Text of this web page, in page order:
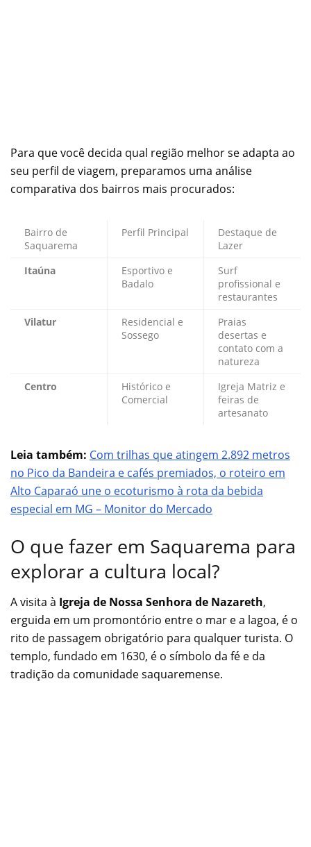
Para que você decida qual região melhor se adapta ao
seu perfil de viagem, preparamos uma análise
comparativa dos bairros mais procurados:
Bairro de
Saquarema
Perfil Principal
Destaque de
Lazer
Itaúna
Esportivo e
Badalo
Surf
profissional e
restaurantes
Vilatur
Residencial e
Sossego
Praias
desertas e
contato com a
natureza
Centro
Histórico e
Comercial
Igreja Matriz e
feiras de
artesanato
Leia também: Com trilhas que atingem 2.892 metros
no Pico da Bandeira e cafés premiados, o roteiro em
Alto Caparaó une o ecoturismo à rota da bebida
especial em MG – Monitor do Mercado
O que fazer em Saquarema para
explorar a cultura local?
A visita à Igreja de Nossa Senhora de Nazareth,
erguida em um promontório entre o mar e a lagoa, é o
rito de passagem obrigatório para qualquer turista. O
templo, fundado em 1630, é o símbolo da fé e da
tradição da comunidade saquaremense.